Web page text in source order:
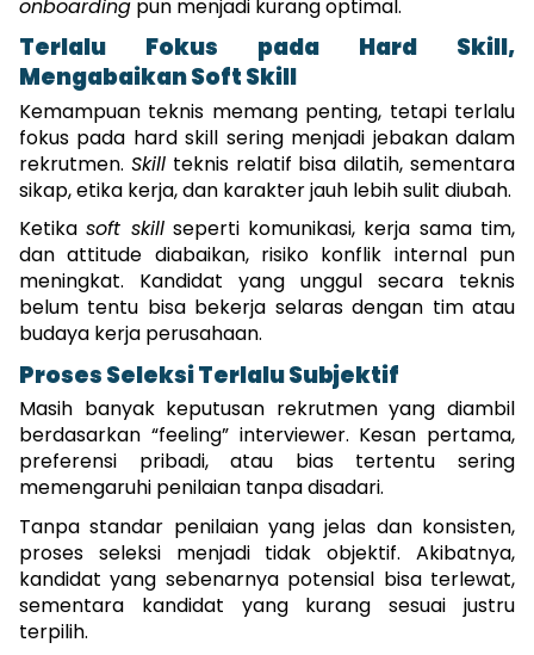
onboarding pun menjadi kurang optimal.
Terlalu Fokus pada Hard Skill,
Mengabaikan Soft Skill
Kemampuan teknis memang penting, tetapi terlalu
fokus pada hard skill sering menjadi jebakan dalam
rekrutmen. Skill teknis relatif bisa dilatih, sementara
sikap, etika kerja, dan karakter jauh lebih sulit diubah.
Ketika soft skill seperti komunikasi, kerja sama tim,
dan attitude diabaikan, risiko konflik internal pun
meningkat. Kandidat yang unggul secara teknis
belum tentu bisa bekerja selaras dengan tim atau
budaya kerja perusahaan.
Proses Seleksi Terlalu Subjektif
Masih banyak keputusan rekrutmen yang diambil
berdasarkan “feeling” interviewer. Kesan pertama,
preferensi pribadi, atau bias tertentu sering
memengaruhi penilaian tanpa disadari.
Tanpa standar penilaian yang jelas dan konsisten,
proses seleksi menjadi tidak objektif. Akibatnya,
kandidat yang sebenarnya potensial bisa terlewat,
sementara kandidat yang kurang sesuai justru
terpilih.